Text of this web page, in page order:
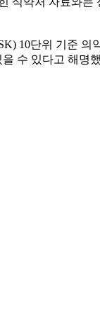
10단위 기준
수 있다고 해명